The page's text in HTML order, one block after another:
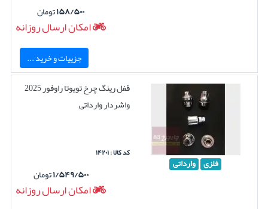
۱۵۸/۵۰۰تومان
امکان ارسال روزانه
جزییات و خرید ...
فلزی وارداتی
قفل رینگ چرخ تویوتا راوفور 2025
واشردار وارداتی
کد کالا : ۱۴۲۰۱
۱/۵۴۹/۵۰۰تومان
امکان ارسال روزانه